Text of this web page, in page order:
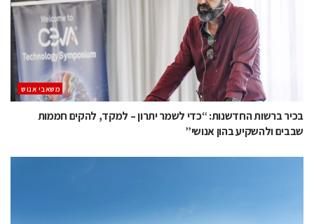
משאבי אנוש
בכיר ברשות החדשנות: “כדי לשמר יתרון – למקד, להקים חממות
שבבים ולהשקיע בהון אנושי”